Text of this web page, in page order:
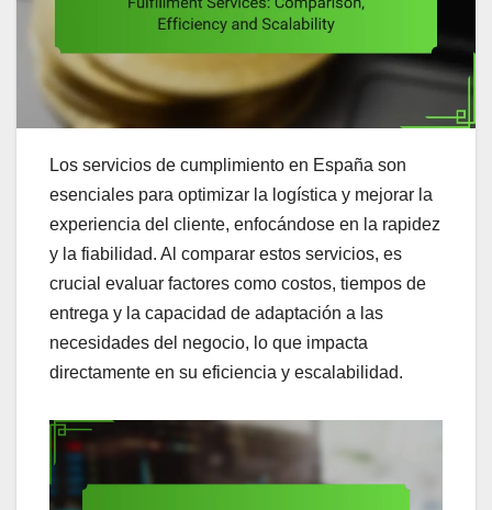
Los servicios de cumplimiento en España son
esenciales para optimizar la logística y mejorar la
experiencia del cliente, enfocándose en la rapidez
y la fiabilidad. Al comparar estos servicios, es
crucial evaluar factores como costos, tiempos de
entrega y la capacidad de adaptación a las
necesidades del negocio, lo que impacta
directamente en su eficiencia y escalabilidad.